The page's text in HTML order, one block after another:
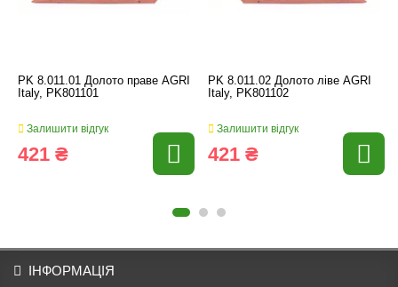
PK 8.011.01 Долото праве AGRI
Italy, PK801101
Залишити відгук
421 ₴
PK 8.011.02 Долото ліве AGRI
Italy, PK801102
Залишити відгук
421 ₴
ІНФОРМАЦІЯ